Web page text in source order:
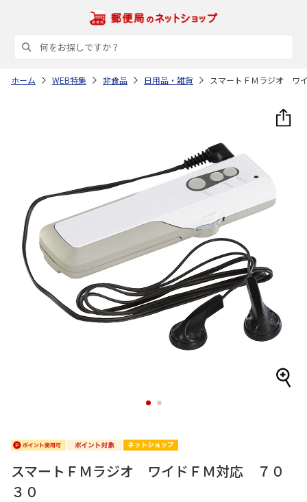
ホーム WEB特集 非食品 日用品・雑貨 スマートＦＭラジオ ワ
1 2
スマートＦＭラジオ ワイドＦＭ対応 ７０
３０